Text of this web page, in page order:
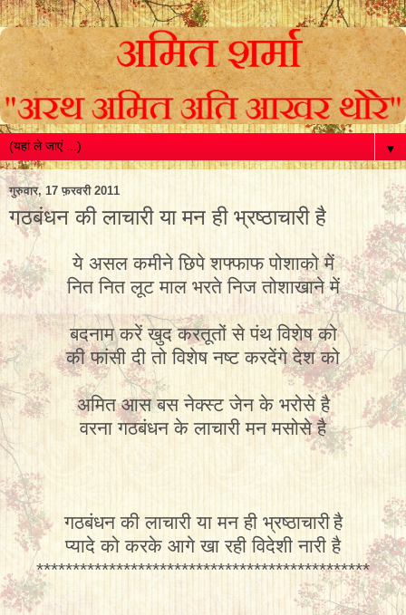
▼
गुरुवार, 17 फ़रवरी 2011
गठबंधन की लाचारी या मन ही भ्रष्ठाचारी है
ये असल कमीने छिपे शफ्फाफ पोशाको में
नित नित लूट माल भरते निज तोशाखाने में
बदनाम करें खुद करतूतों से पंथ विशेष को
की फांसी दी तो विशेष नष्ट करदेंगे देश को
अमित आस बसनेक्स्ट जेन के भरोसे है
वरना गठबंधन के लाचारी मन मसोसे है
गठबंधन की लाचारी या मन ही भ्रष्ठाचारीहै
प्यादे को करके आगे खा रही विदेशी नारी है
**********************************************